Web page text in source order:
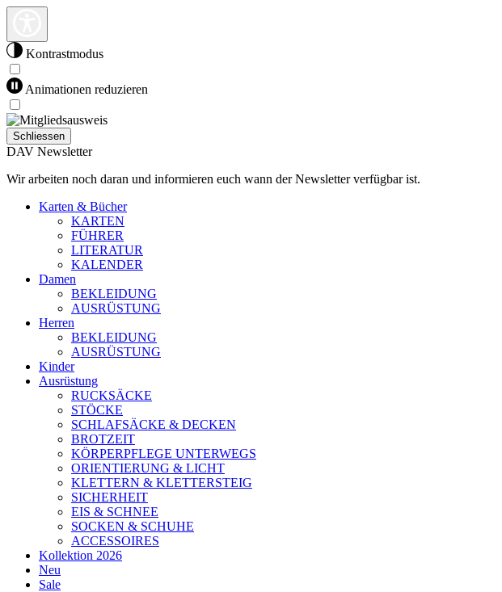
Kontrastmodus
Animationen reduzieren
Schliessen
DAV Newsletter
Wir arbeiten noch daran und informieren euch wann der Newsletter verfügbar ist.
Karten & Bücher
KARTEN
FÜHRER
LITERATUR
KALENDER
Damen
BEKLEIDUNG
AUSRÜSTUNG
Herren
BEKLEIDUNG
AUSRÜSTUNG
Kinder
Ausrüstung
RUCKSÄCKE
STÖCKE
SCHLAFSÄCKE & DECKEN
BROTZEIT
KÖRPERPFLEGE UNTERWEGS
ORIENTIERUNG & LICHT
KLETTERN & KLETTERSTEIG
SICHERHEIT
EIS & SCHNEE
SOCKEN & SCHUHE
ACCESSOIRES
Kollektion 2026
Neu
Sale